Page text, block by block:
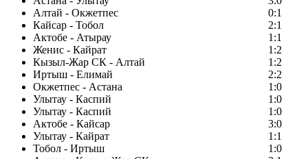
Алтай - Окжетпес
0:1
Кайсар - Тобол
2:1
Актобе - Атырау
1:1
Женис - Кайрат
1:2
Кызыл-Жар СК - Алтай
1:2
Иртыш - Елимай
2:2
Окжетпес - Астана
1:0
Улытау - Каспий
1:0
Улытау - Каспий
1:0
Актобе - Кайсар
3:0
Улытау - Кайрат
1:1
Тобол - Иртыш
1:0